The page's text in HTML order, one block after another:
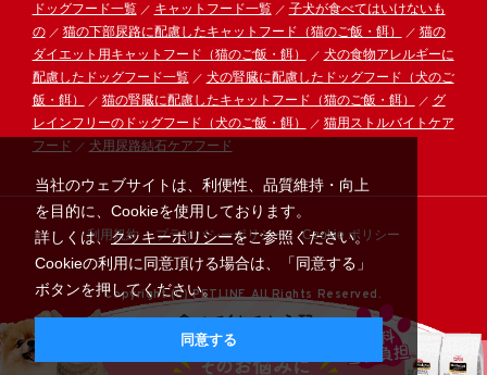
当社のウェブサイトは、利便性、品質維持・向上
を目的に、Cookieを使用しております。
詳しくは、クッキーポリシーをご参照ください。
Cookieの利用に同意頂ける場合は、「同意する」
ボタンを押してください。
同意する
ドッグフード一覧 キャットフード一覧
子犬が食べてはいけないも
の
猫の下部尿路に配慮したキャットフード（猫のご飯・餌）
猫の
ダイエット用キャットフード（猫のご飯・餌）
犬の食物アレルギーに
配慮したドッグフード一覧
犬の腎臓に配慮したドッグフード（犬のご
飯・餌）
猫の腎臓に配慮したキャットフード（猫のご飯・餌）
グ
レインフリーのドッグフード（犬のご飯・餌）
猫用ストルバイトケア
フード
犬用尿路結石ケアフード
利用規約 プライバシーポリシー Cookie ポリシー
Copyright (C) PETLINE All Rights Reserved.